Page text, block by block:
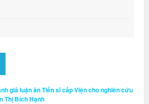
giá luận án Tiến sĩ cấp Viện cho nghiên cứu
Thị Bích Hạnh